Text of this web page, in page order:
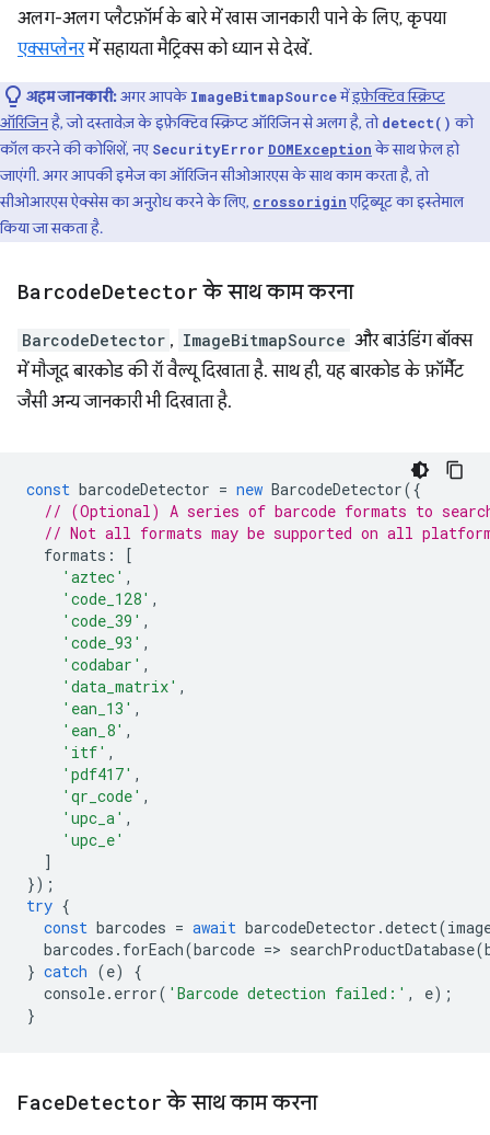
अलग-अलग प्लैटफ़ॉर्म के बारे में खास जानकारी पाने के लिए, कृपया
एक्सप्लेनरमें सहायता मैट्रिक्स को ध्यान से देखें.
अहम जानकारी:अगर आपके ImageBitmapSourceमेंइफ़ेक्टिव स्क्रिप्ट
ऑरिजिनहै, जो दस्तावेज़ के इफ़ेक्टिव स्क्रिप्ट ऑरिजिन से अलग है, तोdetect() को
कॉल करने की कोशिशें, नए SecurityError DOMExceptionके साथ फ़ेल हो
जाएंगी. अगर आपकी इमेज का ऑरिजिन सीओआरएस के साथ काम करता है, तो
सीओआरएस ऐक्सेस का अनुरोध करने के लिए, crossoriginएट्रिब्यूट का इस्तेमाल
किया जा सकता है.
BarcodeDetector के साथ काम करना
BarcodeDetector , ImageBitmapSource और बाउंडिंग बॉक्स
में मौजूद बारकोड की रॉ वैल्यू दिखाता है. साथ ही, यह बारकोड के फ़ॉर्मैट
जैसी अन्य जानकारी भी दिखाता है.
const barcodeDetector = new BarcodeDetector({
// (Optional) A series of barcode formats to
// Not all formats may be supported on all
formats :
[
'aztec' ,
'code_128' ,
'code_39' ,
'code_93' ,
'codabar' ,
'data_matrix' ,
'ean_13' ,
'ean_8' ,
'itf' ,
'pdf417' ,
'qr_code' ,
'upc_a' ,
'upc_e'
]
});
try {
const barcodes = await barcodeDetector .detect(
barcodes . forEach(barcode => searchProductDatabase(
} catch (e)
{
console. error( 'Barcode detection failed:' , e);
}
FaceDetector के साथ काम करना